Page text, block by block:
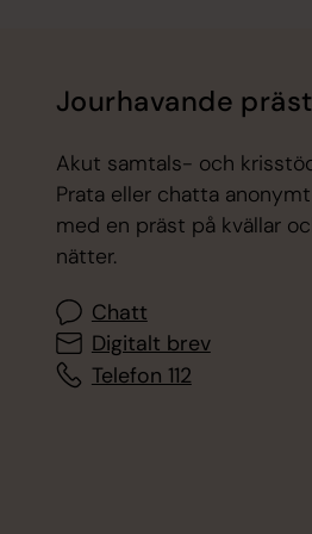
Jourhavande präst
Akut samtals- och
Prata eller chatta anonymt
med en präst på kvällar
nätter.
Chatt
Digitalt brev
Telefon 112